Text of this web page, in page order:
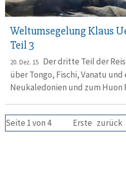
Weltumsegelung Klaus
Teil 3
20. Dez. 15 Der dritte Teil der
über Tongo, Fischi, Vanatu
Neukaledonien und zum Huon
Seite 1 von 4 Erste zurück